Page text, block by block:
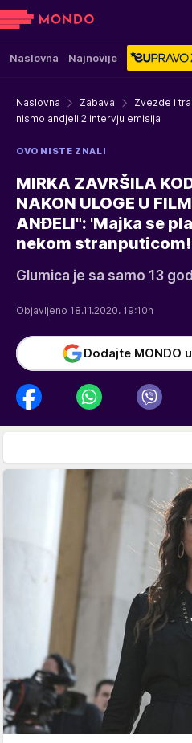
Naslovna Najnovije
Naslovna Zabava Zvezde i
nismo andjeli 2 intervju emisija
OVO NISTE ZNALI
MIRKA ZAVRŠILA
NAKON ULOGE U
ANĐELI": 'Majka se
nekom
Glumica je sa samo 13
Objavljeno 18.11.2020. 19:10h
Dodajte MONDO